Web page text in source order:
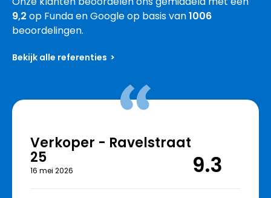
9,2 op Funda en Google op basis van1006
beoordelingen.
Bekijk alle referenties
Verkoper - Ravelstraat
25
16 mei 2026 9.3